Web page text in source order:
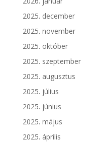
2025. december
2025. november
2025. október
2025. szeptember
2025. augusztus
2025. július
2025. június
2025. május
2025. április